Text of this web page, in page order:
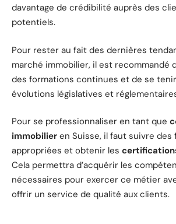
davantage de crédibilité auprès des
potentiels.
Pour rester au fait des dernières
marché immobilier, il est recommandé
des formations continues et de se
évolutions législatives et
Pour se professionnaliser en tant que
immobilier en Suisse, il faut suivre des
appropriées et obtenir les
Cela permettra d’acquérir les
nécessaires pour exercer ce métier
offrir un service de qualité aux clients.